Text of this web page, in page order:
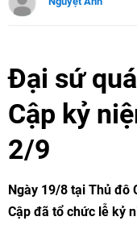
Đại sứ
Cập kỷ
2/9
Ngày 19/8 tại Thủ đô
Cập đã tổ chức lễ kỷ